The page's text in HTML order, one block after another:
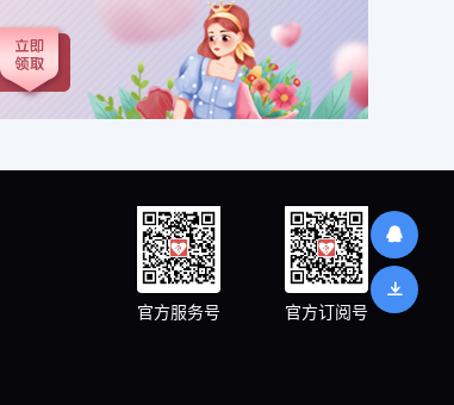
官方服务号 官方订阅号